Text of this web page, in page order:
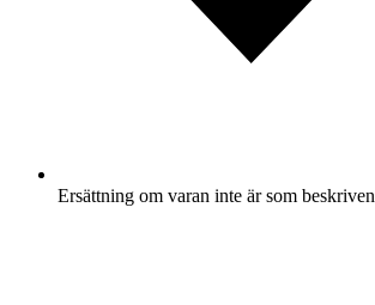
Ersättning om varan inte är som beskriven